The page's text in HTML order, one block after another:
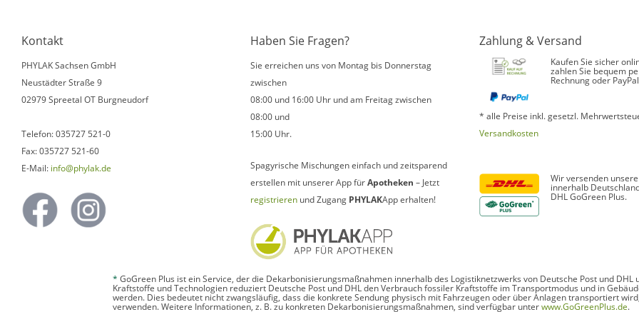
Kontakt
PHYLAK Sachsen GmbH
Neustädter Straße 9
02979 Spreetal OT Burgneudorf
Telefon: 035727 521-0
Fax: 035727 521-60
E-Mail: info@phylak.de
Haben Sie Fragen?
Sie erreichen uns von Montag bis Donnerstag
zwischen
08:00 und 16:00 Uhr und am Freitag zwischen
08:00 und
15:00 Uhr.
Spagyrische Mischungen einfach und zeitsparend
erstellen mit unserer App fürApotheken – Jetzt
registrieren und Zugang PHYLAKApp erhalten!
Zahlung & Versand
Kaufen Sie sicher
zahlen Sie bequem
Rechnung oder
* alle Preise inkl. gesetzl.
Versandkosten
Wir versenden
innerhalb
DHL GoGreen Plus.
* GoGreen Plus ist ein Service, der die Dekarbonisierungsmaßnahmen innerhalb des Logistiknetzwerks von Deutsche Post und
Kraftstoffe und Technologien reduziert Deutsche Post und DHL den Verbrauch fossiler Kraftstoffe im Transportmodus und in
werden. Dies bedeutet nicht zwangsläufig, dass die konkrete Sendung physisch mit Fahrzeugen oder über Anlagen transportiert
verwenden. Weitere Informationen, z. B. zu konkreten Dekarbonisierungsmaßnahmen, sind verfügbar unterwww.GoGreenPlus.de.